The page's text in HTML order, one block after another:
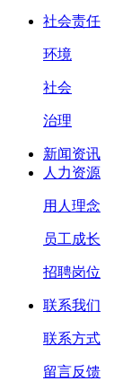
社会责任
环境
社会
治理
新闻资讯
人力资源
用人理念
员工成长
招聘岗位
联系我们
联系方式
留言反馈